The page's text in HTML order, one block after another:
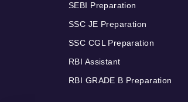
SEBI Preparation
SSC JE Preparation
SSC CGL Preparation
RBI Assistant
RBI GRADE B Preparation